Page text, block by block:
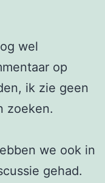
wel
op
ik zie geen
zoeken.
we ook in
gehad.